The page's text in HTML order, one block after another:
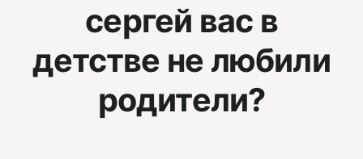
сергей вас в
детстве не любили
родители?